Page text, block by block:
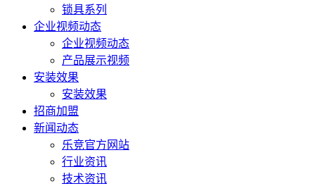
锁具系列
企业视频动态
企业视频动态
产品展示视频
安装效果
安装效果
招商加盟
新闻动态
乐竞官方网站
行业资讯
技术资讯